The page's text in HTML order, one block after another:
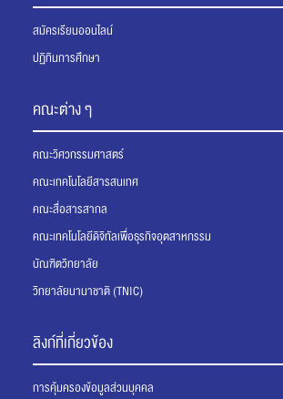
สมัครเรียนออนไลน์
ปฏิทินการศึกษา
คณะต่าง ๆ
คณะวิศวกรรมศาสตร์
คณะเทคโนโลยีสารสนเทศ
คณะสื่อสารสากล
คณะเทคโนโลยีดิจิทัลเพื่อธุรกิจอุตสาหกรรม
บัณฑิตวิทยาลัย
วิทยาลัยนานาชาติ (TNIC)
ลิงก์ที่เกี่ยวข้อง
การคุ้มครองข้อมูลส่วนบุคคล